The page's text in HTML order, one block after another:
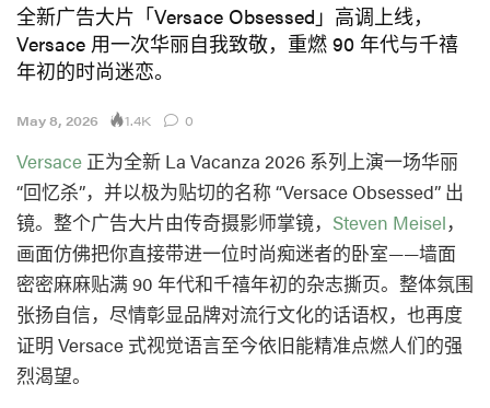
全新广告大片「Versace Obsessed」高调上线，
Versace 用一次华丽自我致敬，重燃 90 年代与千禧
年初的时尚迷恋。
May 8, 2026 1.4K 0
Versace 正为全新 La Vacanza 2026 系列上演一场华丽
“回忆杀”，并以极为贴切的名称 “Versace Obsessed” 出
镜。整个广告大片由传奇摄影师掌镜， Steven Meisel，
画面仿佛把你直接带进一位时尚痴迷者的卧室——墙面
密密麻麻贴满 90 年代和千禧年初的杂志撕页。整体氛围
张扬自信，尽情彰显品牌对流行文化的话语权，也再度
证明 Versace 式视觉语言至今依旧能精准点燃人们的强
烈渴望。